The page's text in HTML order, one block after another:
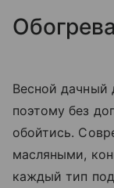
Весной
поэтому без
обойтись.
масляными,
каждый тип